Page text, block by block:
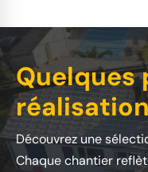
Quelques
Découvrez une
Chaque chantier